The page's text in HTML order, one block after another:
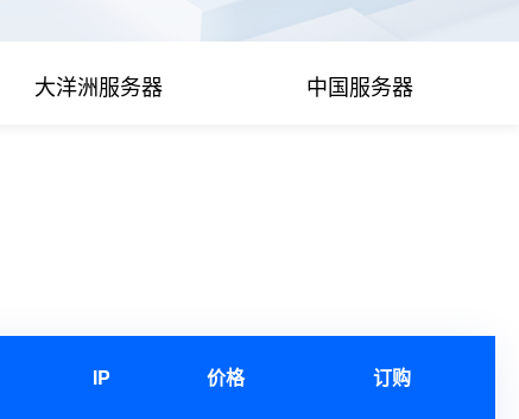
大洋洲服务器 中国服务器
IP 价格 订购